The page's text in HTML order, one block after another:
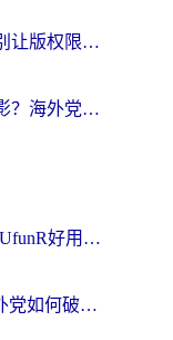
在国外怎么听国内的音乐？别让版权限制断了你的华语歌单
怎么在国外看腾讯视频的电影？海外党亲测有效的回国加速指南
海外党别踩坑！Quickback和UfunR好用吗？选对回国加速器才能无缝刷国内资源
迅游和SpeedCN好用吗？海外党如何破解那道看不见的墙